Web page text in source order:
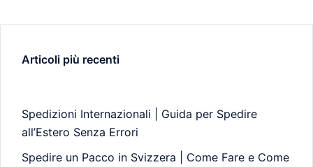
Articoli più recenti
Spedizioni Internazionali | Guida per Spedire
all’Estero Senza Errori
Spedire un Pacco in Svizzera | Come Fare e Come